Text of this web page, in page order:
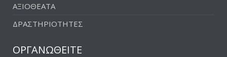
ΑΞΙΟΘΕΑΤΑ
ΔΡΑΣΤΗΡΙΟΤΗΤΕΣ
ΟΡΓΑΝΩΘΕΙΤΕ